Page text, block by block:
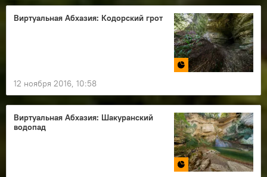
Виртуальная Абхазия: Кодорский грот
12 ноября 2016, 10:58
Виртуальная Абхазия: Шакуранский
водопад